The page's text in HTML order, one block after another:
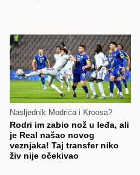
Nasljednik Modrića i Kroosa?
Rodri im zabio nož u leđa, ali
je Real našao novog
veznjaka! Taj transfer niko
živ nije očekivao